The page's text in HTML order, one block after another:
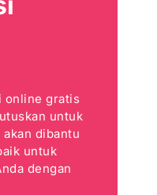
online gratis
untuk
akan dibantu
untuk
dengan